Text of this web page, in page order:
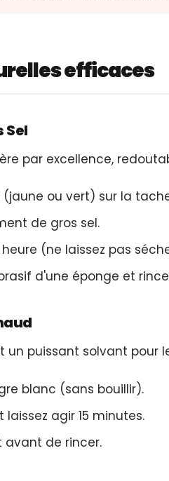
efficaces
Sel
par excellence,
ou vert) sur la
de gros sel.
heure (ne laissez pas
d'une éponge et
puissant solvant pour
blanc (sans bouillir).
agir 15 minutes.
avant de rincer.